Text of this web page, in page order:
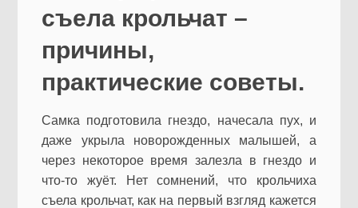
съела крольчат –
причины,
практические советы.
Самка подготовила гнездо, начесала пух, и
даже укрыла новорожденных малышей, а
через некоторое время залезла в гнездо и
что-то жуёт. Нет сомнений, что крольчиха
съела крольчат, как на первый взгляд кажется